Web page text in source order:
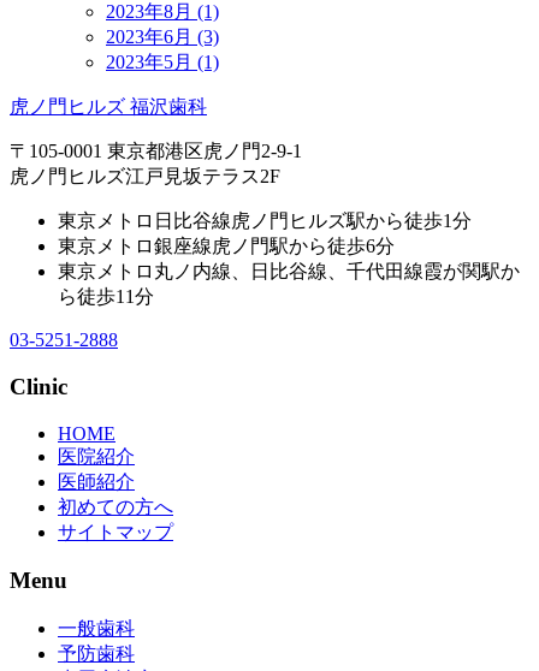
2023年8月 (1)
2023年6月 (3)
2023年5月 (1)
虎ノ門ヒルズ 福沢歯科
〒105-0001 東京都港区虎ノ門2-9-1
虎ノ門ヒルズ江戸見坂テラス2F
東京メトロ日比谷線虎ノ門ヒルズ駅から徒歩1分
東京メトロ銀座線虎ノ門駅から徒歩6分
東京メトロ丸ノ内線、日比谷線、千代田線霞が関駅か
ら徒歩11分
03-5251-2888
Clinic
HOME
医院紹介
医師紹介
初めての方へ
サイトマップ
Menu
一般歯科
予防歯科